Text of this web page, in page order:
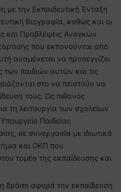
με την Εκπαιδευτική Ένταξη
Βιογραφία, καθώς και οι
και Προβλέψεις Αναγκών
που εκπονούνται από
αναμένεται να προσεγγίζει
των παιδιών αυτών και τις
στο να πειστούν να
τους. Ως πιθανός
τη λειτουργία των σχολείων
Παιδείας
σε συνεργασία με ιδιωτικά
και ΟΚΠ που
τομέα της εκπαίδευσης και
δράση αφορά την εκπαίδευση